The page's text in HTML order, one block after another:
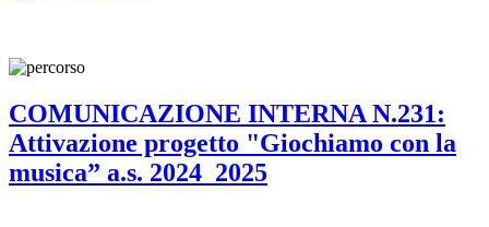
COMUNICAZIONE INTERNA N.231:
Attivazione progetto "Giochiamo con la
musica” a.s. 2024_2025